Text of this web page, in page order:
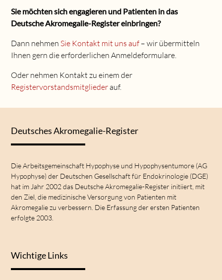
Sie möchten sich engagieren und Patienten in das
Deutsche Akromegalie-Register einbringen?
Dann nehmenSie Kontakt mit uns auf – wir übermitteln
Ihnen gern die erforderlichen Anmeldeformulare.
Oder nehmen Kontakt zu einem der
Registervorstandsmitgliederauf.
Deutsches Akromegalie-Register
Die Arbeitsgemeinschaft Hypophyse und Hypophysentumore (AG
Hypophyse) der Deutschen Gesellschaft für Endokrinologie (DGE)
hat im Jahr 2002 das Deutsche Akromegalie-Register initiiert, mit
den Ziel, die medizinische Versorgung von Patienten mit
Akromegalie zu verbessern. Die Erfassung der ersten Patienten
erfolgte 2003.
Wichtige Links